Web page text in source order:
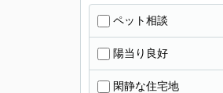
ペット相談
陽当り良好
閑静な住宅地